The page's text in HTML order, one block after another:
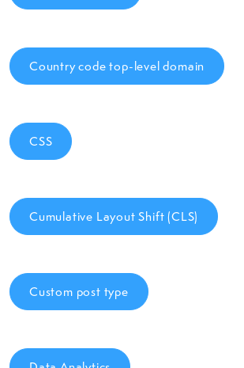
Country code top-level domain
CSS
Cumulative Layout Shift (CLS)
Custom post type